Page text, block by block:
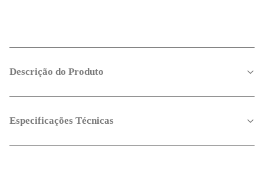
Descrição do Produto
Especificações Técnicas